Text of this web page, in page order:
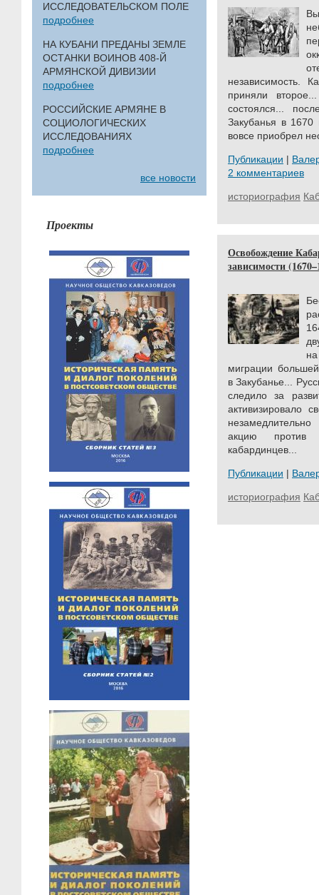
ИССЛЕДОВАТЕЛЬСКОМ ПОЛЕ
подробнее
НА КУБАНИ ПРЕДАНЫ ЗЕМЛЕ
ОСТАНКИ ВОИНОВ 408-Й
АРМЯНСКОЙ ДИВИЗИИ
подробнее
РОССИЙСКИЕ АРМЯНЕ В
СОЦИОЛОГИЧЕСКИХ
ИССЛЕДОВАНИЯХ
подробнее
все новости
Проекты
независимость.
приняли
состоялся...
Закубанья в 1670
вовсе приобрел
Публикации |
2 комментариев
историография
Освобождение
зависимости
миграции
в Закубанье...
следило за
активизировало
акцию против
кабардинцев...
Публикации |
историография